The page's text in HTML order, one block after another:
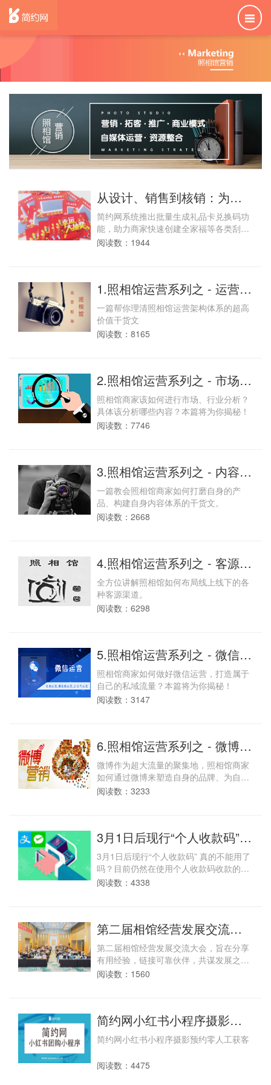
从设计、销售到核销：为照
相馆定制的“新春全家福礼品
卡”全链路方案
简约网系统推出批量生成礼品卡兑换码功
能，助力商家快速创建全家福等各类刮刮
卡，提高门店业绩
阅读数：1944
1.照相馆运营系列之 - 运营框
架篇：价值百万的照相馆运
营框架，你必须get！
一篇帮你理清照相馆运营架构体系的超高
价值干货文
阅读数：8165
2.照相馆运营系列之 - 市场分
析篇：照相馆开了那么久没
做过市场分析？你需要了解
一下！
照相馆商家该如何进行市场、行业分析？
具体该分析哪些内容？本篇将为你揭秘！
阅读数：7746
3.照相馆运营系列之 - 内容建
设篇：内容为王，这才是照
相馆商家该构建的内容体
系！
一篇教会照相馆商家如何打磨自身的产
品、构建自身内容体系的干货文。
阅读数：2668
4.照相馆运营系列之 - 客源渠
道篇：照相馆原来竟有这么
多的客源渠道？！你get到了
吗？
全方位讲解照相馆如何布局线上线下的各
种客源渠道。
阅读数：6298
5.照相馆运营系列之 - 微信运
营篇：这里汇聚了上百万的
私域流量，还不赶紧来引
入？！
照相馆商家如何做好微信运营，打造属于
自己的私域流量？本篇将为你揭秘！
阅读数：3147
6.照相馆运营系列之 - 微博运
营篇：高效迅速的塑造品
牌，让你提前迎来收益期！
微博作为超大流量的聚集地，照相馆商家
如何通过微博来塑造自身的品牌、为自己
盈利呢？本篇将为你揭秘！
阅读数：3233
3月1日后现行“个人收款码”
真的不能用了吗？
3月1日后现行“个人收款码” 真的不能用了
吗？目前仍然在使用个人收款码收款的照
相馆商家该何去何从？
阅读数：4338
第二届相馆经营发展交流大
会圆满落幕
第二届相馆经营发展交流大会，旨在分享
有用经验，链接可靠伙伴，共谋发展之
道，圆满落下帷幕。。
阅读数：1560
简约网小红书小程序摄影预
约零人工获客
简约网小红书小程序摄影预约零人工获客
阅读数：4475